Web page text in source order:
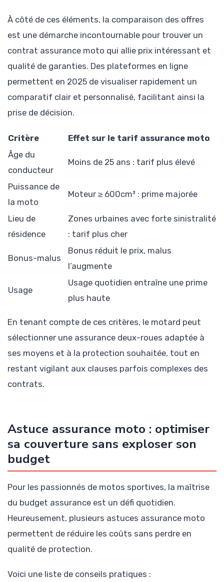
À côté de ces éléments, la comparaison des offres
est une démarche incontournable pour trouver un
contrat assurance moto qui allie prix intéressant et
qualité de garanties. Des plateformes en ligne
permettent en 2025 de visualiser rapidement un
comparatif clair et personnalisé, facilitant ainsi la
prise de décision.
Critère
Effet sur le tarif assurance moto
Âge du
conducteur
Moins de 25 ans : tarif plus élevé
Puissance de
la moto
Moteur ≥ 600cm³ : prime majorée
Lieu de
résidence
Zones urbaines avec forte sinistralité
: tarif plus cher
Bonus-malus
Bonus réduit le prix, malus
l’augmente
Usage
Usage quotidien entraîne une prime
plus haute
En tenant compte de ces critères, le motard peut
sélectionner une assurance deux-roues adaptée à
ses moyens et à la protection souhaitée, tout en
restant vigilant aux clauses parfois complexes des
contrats.
Astuce assurance moto : optimiser
sa couverture sans exploser son
budget
Pour les passionnés de motos sportives, la maîtrise
du budget assurance est un défi quotidien.
Heureusement, plusieurs astuces assurance moto
permettent de réduire les coûts sans perdre en
qualité de protection.
Voici une liste de conseils pratiques :